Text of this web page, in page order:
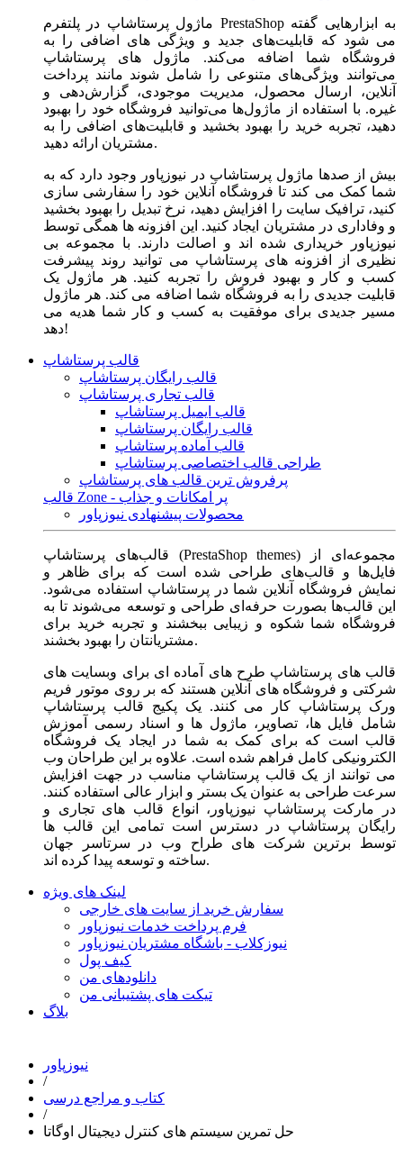
ماژول‌ پرستاشاپ در پلتفرم PrestaShop به ابزارهایی گفته
می شود که قابلیت‌های جدید و ویژگی های اضافی را به
فروشگاه شما اضافه می‌کند. ماژول های پرستاشاپ
می‌توانند ویژگی‌های متنوعی را شامل شوند مانند پرداخت
آنلاین، ارسال محصول، مدیریت موجودی، گزارش‌دهی و
غیره. با استفاده از ماژول‌ها می‌توانید فروشگاه خود را بهبود
دهید، تجربه خرید را بهبود بخشید و قابلیت‌های اضافی را به
مشتریان ارائه دهید.
بیش از صدها ماژول پرستاشاپ در نیوزپاور وجود دارد که به
شما کمک می کند تا فروشگاه آنلاین خود را سفارشی سازی
کنید، ترافیک سایت را افزایش دهید، نرخ تبدیل را بهبود بخشید
و وفاداری در مشتریان ایجاد کنید. این افزونه ها همگی توسط
نیوزپاور خریداری شده اند و اصالت دارند. با مجموعه بی
نظیری از افزونه های پرستاشاپ می توانید روند پیشرفت
کسب و کار و بهبود فروش را تجربه کنید. هر ماژول یک
قابلیت جدیدی را به فروشگاه شما اضافه می کند. هر ماژول
مسیر جدیدی برای موفقیت به کسب و کار شما هدیه می
دهد!
قالب پرستاشاپ
قالب رایگان پرستاشاپ
قالب تجاری پرستاشاپ
قالب ایمیل پرستاشاپ
قالب رایگان پرستاشاپ
قالب آماده پرستاشاپ
طراحی قالب اختصاصی پرستاشاپ
پرفروش ترین قالب های پرستاشاپ
قالب Zone - پر امکانات و جذاب
محصولات پیشنهادی نیوزپاور
قالب‌های پرستاشاپ (PrestaShop themes) مجموعه‌ای از
فایل‌ها و قالب‌های طراحی شده است که برای ظاهر و
نمایش فروشگاه آنلاین شما در پرستاشاپ استفاده می‌شود.
این قالب‌ها بصورت حرفه‌ای طراحی و توسعه می‌شوند تا به
فروشگاه شما شکوه و زیبایی ببخشند و تجربه خرید برای
مشتریانتان را بهبود بخشند.
قالب های پرستاشاپ طرح های آماده ای برای وبسایت های
شرکتی و فروشگاه های آنلاین هستند که بر روی موتور فریم
ورک پرستاشاپ کار می کنند. یک پکیج قالب پرستاشاپ
شامل فایل ها، تصاویر، ماژول ها و اسناد رسمی آموزش
قالب است که برای کمک به شما در ایجاد یک فروشگاه
الکترونیکی کامل فراهم شده است. علاوه بر این طراحان وب
می توانند از یک قالب پرستاشاپ مناسب در جهت افزایش
سرعت طراحی به عنوان یک بستر و ابزار عالی استفاده کنند.
در مارکت پرستاشاپ نیوزپاور، انواع قالب های تجاری و
رایگان پرستاشاپ در دسترس است تمامی این قالب ها
توسط برترین شرکت های طراح وب در سرتاسر جهان
ساخته و توسعه پیدا کرده اند.
لینک های ویژه
سفارش خرید از سایت های خارجی
فرم پرداخت خدمات نیوزپاور
نیوزکلاب - باشگاه مشتریان نیوزپاور
کیف پول
دانلودهای من
تیکت های پشتیبانی من
بلاگ
نیوزپاور
/
کتاب و مراجع درسی
/
حل تمرین سیستم های کنترل دیجیتال اوگاتا